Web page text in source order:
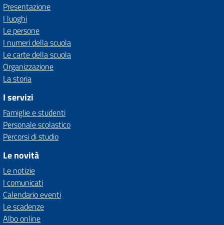
Presentazione
I luoghi
Le persone
I numeri della scuola
Le carte della scuola
Organizzazione
La storia
I servizi
Famiglie e studenti
Personale scolastico
Percorsi di studio
Le novità
Le notizie
I comunicati
Calendario eventi
Le scadenze
Albo online